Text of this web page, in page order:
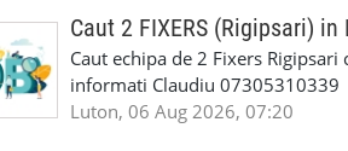
Reparam orice tip de masina
Masina de Drum Lung. ✅
Detailing Auto Interior/Exterior.
WhatsApp Text https://wa.link/
6HB
seriozitate.Multumesc anticipat.
Caut 2 FIXERS (Rigipsari) in
Caut echipa de 2 Fixers
informati Claudiu 07305310339
Luton, 06 Aug 2026, 07:20